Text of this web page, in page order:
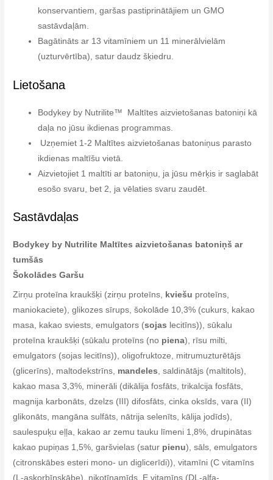
konservantiem, garšas pastiprinātājiem un GMO
sastāvdaļām.
Bagātināts ar 13 vitamīniem un 11 minerālvielām
(uzturvērtība), satur daudz šķiedru.
Lietošana
Bodykey by Nutrilite™ Maltītes aizvietošanas batoniņi kā
daļa no jūsu ikdienas programmas.
Uzņemiet 1-2 Maltītes aizvietošanas batoniņus parasto
ikdienas maltīšu vietā.
Aizvietojiet 1 maltīti ar batoniņu, ja jūsu mērķis ir saglabāt
esošo svaru, bet 2, ja vēlaties svaru zaudēt.
Sastāvdaļas
Bodykey by Nutrilite Maltītes aizvietošanas batoniņš ar
tumšās
Šokolādes Garšu
Zirņu proteīna kraukšķi (zirņu proteīns, kviešu proteīns,
maniokaciete), glikozes sīrups, šokolāde 10,3% (cukurs, kakao
masa, kakao sviests, emulgators (sojas lecitīns)), sūkalu
proteīna kraukšķi (sūkalu proteīns (no piena), rīsu milti,
emulgators (sojas lecitīns)), oligofruktoze, mitrumuzturētājs
(glicerīns), maltodekstrīns, mandeles , saldinātājs (maltitols),
kakao masa 3,3%, minerāli (dikālija fosfāts, trikalcija fosfāts,
magnija karbonāts, dzelzs (III) difosfāts, cinka oksīds, vara (II)
glikonāts, mangāna sulfāts, nātrija selenīts, kālija jodīds),
saulespuķu eļļa, kakao ar zemu tauku līmeni 1,8%, drupinātas
kakao pupiņas 1,5%, garšvielas (satur pienu), sāls, emulgators
(citronskābes esteri mono- un diglicerīdi)), vitamīni (C vitamīns
(L-askorbīnskābe), nikotīnamīds, E vitamīns (DL-alfa-